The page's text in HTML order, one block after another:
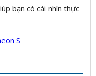
bạn có cái nhìn thực
S